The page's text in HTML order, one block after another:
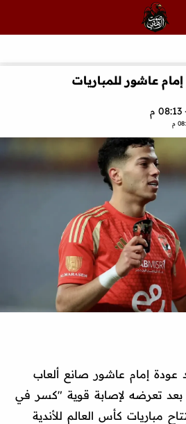
عاشور للمباريات
عودة إمام عاشور صانع ألعاب
بعد تعرضه لإصابة قوية "كسر في
مباريات كأس العالم للأندية